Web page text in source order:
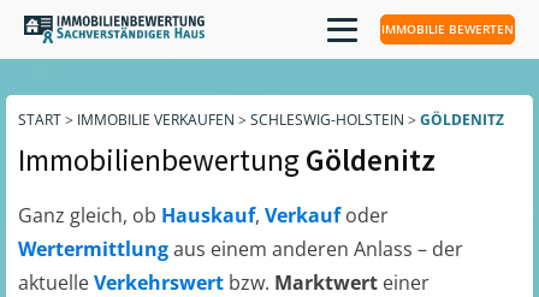
IMMOBILIE BEWERTEN
START> IMMOBILIE VERKAUFEN > SCHLESWIG-HOLSTEIN > GÖLDENITZ
ImmobilienbewertungGöldenitz
Ganz gleich, ob Hauskauf, Verkaufoder
Wertermittlungaus einem anderen Anlass – der
aktuelleVerkehrswert bzw. Marktwert einer